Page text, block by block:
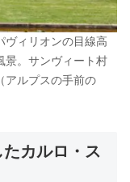
ヴィリオンの目線高
景。サンヴィート村
アルプスの手前の
カルロ・ス